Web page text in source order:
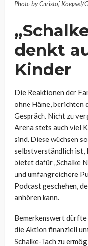
Photo by Christof Koepsel/
denkt
Kinder
Die Reaktionen der
ohne Häme, berichten
Gespräch. Nicht zu
Arena stets auch viel
sind. Diese wüchsen
selbstverständlich ist,
bietet dafür „Schalke
und umfangreichere
Podcast geschehen,
anhören kann.
Bemerkenswert dürfte
die Aktion finanziell
Schalke-Tach zu